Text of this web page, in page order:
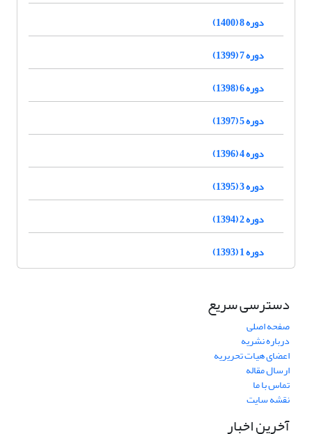
دوره 8 (1400)
دوره 7 (1399)
دوره 6 (1398)
دوره 5 (1397)
دوره 4 (1396)
دوره 3 (1395)
دوره 2 (1394)
دوره 1 (1393)
دسترسی سریع
صفحه اصلی
درباره نشریه
اعضای هیات تحریریه
ارسال مقاله
تماس با ما
نقشه سایت
آخرین اخبار